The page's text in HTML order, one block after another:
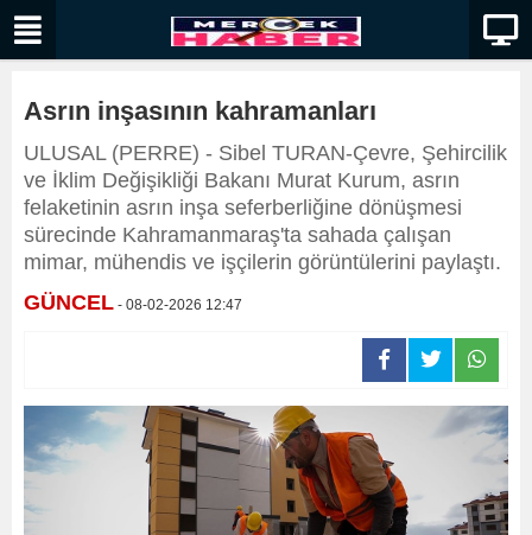
Asrın inşasının kahramanları
ULUSAL (PERRE) - Sibel TURAN-Çevre, Şehircilik
ve İklim Değişikliği Bakanı Murat Kurum, asrın
felaketinin asrın inşa seferberliğine dönüşmesi
sürecinde Kahramanmaraş'ta sahada çalışan
mimar, mühendis ve işçilerin görüntülerini paylaştı.
GÜNCEL - 08-02-2026 12:47